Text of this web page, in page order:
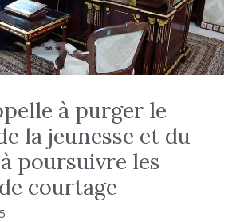
à purger le
la jeunesse et du
poursuivre les
courtage